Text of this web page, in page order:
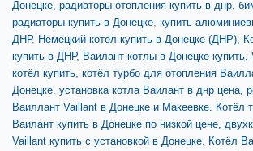
Донецке, радиаторы отопления купить в днр,
радиаторы купить в Донецке, купить
ДНР, Немецкий котёл купить в Донецке (ДНР),
купить в ДНР, Ваилант котлы в Донецке купить,
котёл купить, котёл турбо для отопления
Донецке, установка котла Ваилант в днр цена,
Ваиллант Vaillant в Донецке и Макеевке. Котёл
Ваилант купить в Донецке по низкой цене,
Vaillant купить с установкой в Донецке. Котёл